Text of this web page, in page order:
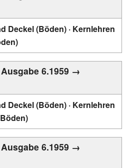
Deckel (Böden) · Kernlehren
Ausgabe 6.1959 →
Deckel (Böden) · Kernlehren
Ausgabe 6.1959 →